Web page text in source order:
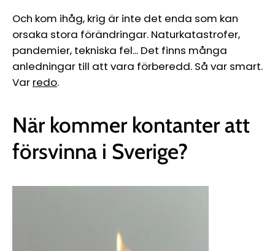
Och kom ihåg, krig är inte det enda som kan
orsaka stora förändringar. Naturkatastrofer,
pandemier, tekniska fel... Det finns många
anledningar till att vara förberedd. Så var smart.
Var redo.
När kommer kontanter att
försvinna i Sverige?